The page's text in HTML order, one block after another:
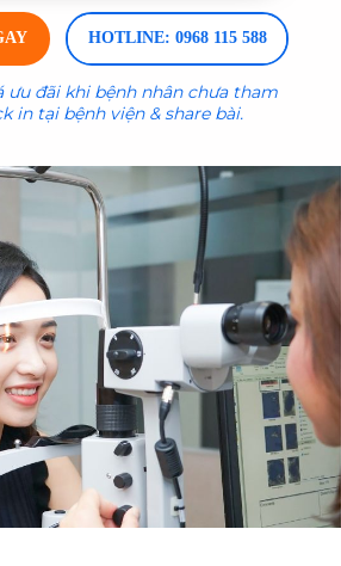
HOTLINE: 0968 115 588
ưu đãi khi bệnh nhân chưa tham
in tại bệnh viện & share bài.